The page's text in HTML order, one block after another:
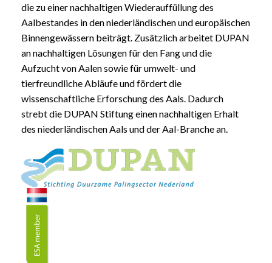
die zu einer nachhaltigen Wiederauffüllung des
Aalbestandes in den niederländischen und europäischen
Binnengewässern beiträgt. Zusätzlich arbeitet DUPAN
an nachhaltigen Lösungen für den Fang und die
Aufzucht von Aalen sowie für umwelt- und
tierfreundliche Abläufe und fördert die
wissenschaftliche Erforschung des Aals. Dadurch
strebt die DUPAN Stiftung einen nachhaltigen Erhalt
des niederländischen Aals und der Aal-Branche an.